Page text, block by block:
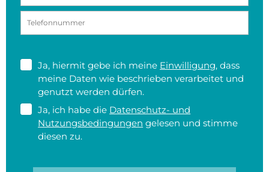
Ja, hiermit gebe ich meine Einwilligung, dass
meine Daten wie beschrieben verarbeitet und
genutzt werden dürfen.
Ja, ich habe die Datenschutz- und
Nutzungsbedingungen gelesen und stimme
diesen zu.